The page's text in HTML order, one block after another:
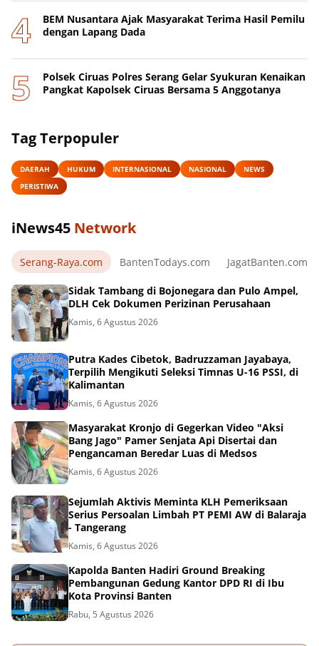
BEM Nusantara Ajak Masyarakat Terima Hasil Pemilu
dengan Lapang Dada
Polsek Ciruas Polres Serang Gelar Syukuran Kenaikan
Pangkat Kapolsek Ciruas Bersama 5 Anggotanya
Tag Terpopuler
DAERAH HUKUM INTERNASIONAL NASIONAL
NEWS
PERISTIWA
iNews45 Network
Serang-Raya.com BantenTodays.com JagatBanten.com
Sidak Tambang di Bojonegara dan Pulo Ampel,
DLH Cek Dokumen Perizinan Perusahaan
Kamis, 6 Agustus 2026
Putra Kades Cibetok, Badruzzaman Jayabaya,
Terpilih Mengikuti Seleksi Timnas U-16 PSSI, di
Kalimantan
Kamis, 6 Agustus 2026
Masyarakat Kronjo di Gegerkan Video "Aksi
Bang Jago" Pamer Senjata Api Disertai dan
Pengancaman Beredar Luas di Medsos
Kamis, 6 Agustus 2026
Sejumlah Aktivis Meminta KLH Pemeriksaan
Serius Persoalan Limbah PT PEMI AW di Balaraja
- Tangerang
Kamis, 6 Agustus 2026
Kapolda Banten Hadiri Ground Breaking
Pembangunan Gedung Kantor DPD RI di Ibu
Kota Provinsi Banten
Rabu, 5 Agustus 2026